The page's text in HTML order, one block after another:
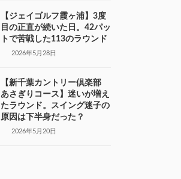
【ジェイゴルフ霞ヶ浦】3度
目の正直が続いた日。42パッ
トで苦戦した113のラウンド
2026年5月28日
【新千葉カントリー倶楽部
あさぎりコース】迷いが増え
たラウンド。スイング迷子の
原因は下半身だった？
2026年5月20日